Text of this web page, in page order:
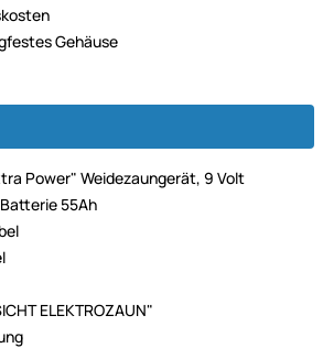
Gehäuse
Power" Weidezaungerät, 9 Volt
55Ah
ELEKTROZAUN"